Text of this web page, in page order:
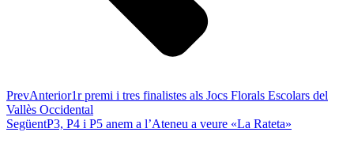
PrevAnterior1r premi i tres finalistes als Jocs Florals Escolars del
Vallès Occidental
SegüentP3, P4 i P5 anem a l’Ateneu a veure «La Rateta»